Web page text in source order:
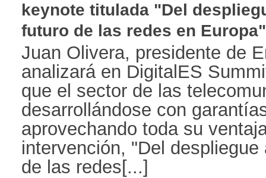
keynote titulada "Del
futuro de las redes en
Juan Olivera, presidente de
analizará en DigitalES
que el sector de las
desarrollándose con
aprovechando toda su
intervención, "Del
de las redes[...]